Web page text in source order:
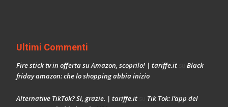
Ultimi Commenti
Fire stick tv in offerta su Amazon, scoprilo! | tariffe.it
Black
friday amazon: che lo shopping abbia inizio
Alternative TikTok? Sì, grazie. | tariffe.it
Tik Tok: l’app del